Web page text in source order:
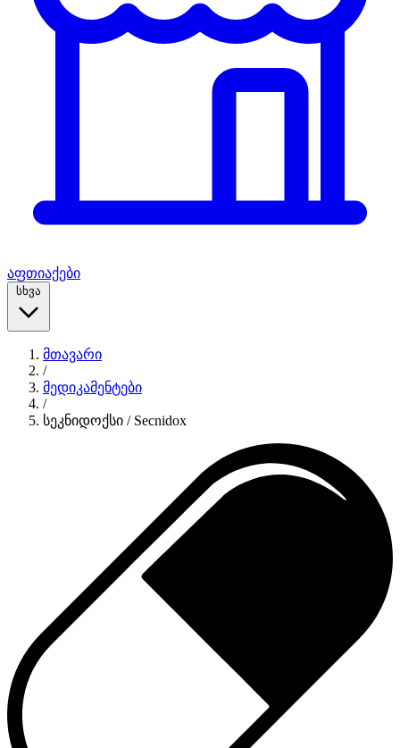
აფთიაქები
სხვა
მთავარი
/
მედიკამენტები
/
სეკნიდოქსი / Secnidox